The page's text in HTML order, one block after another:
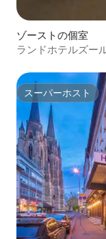
ゾーストの個室
ランドホテルズー
スーパーホスト
スーパーホスト